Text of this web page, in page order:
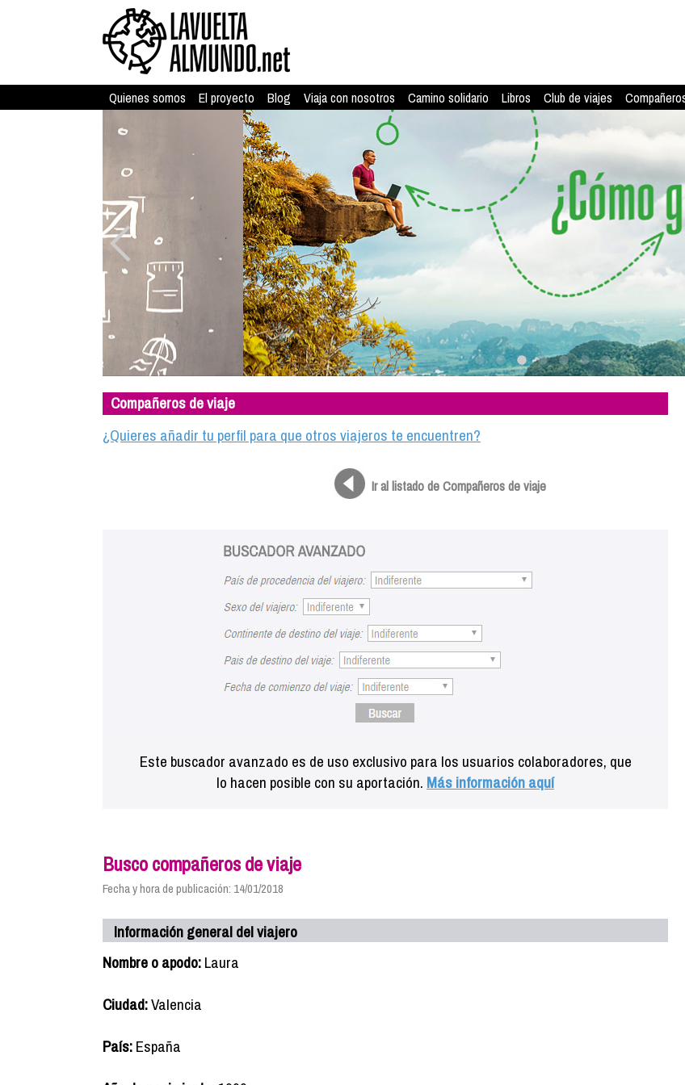
Quienes somos El proyecto Blog Viaja con nosotros Camino solidario Libros Club de viajes
Compañeros de viaje
¿Quieres añadir tu perfil para que otros viajeros te encuentren?
Ir al listado de Compañeros de viaje
Este buscador avanzado es de uso exclusivo para los usuarios colaboradores, que
lo hacen posible con su aportación. Más información aquí
Busco compañeros de viaje
Fecha y hora de publicación: 14/01/2018
Información general del viajero
Nombre o apodo:Laura
Ciudad:Valencia
País:España